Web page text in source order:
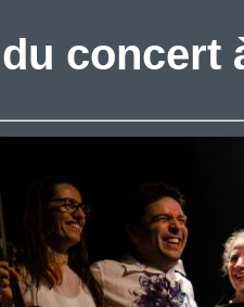
concert